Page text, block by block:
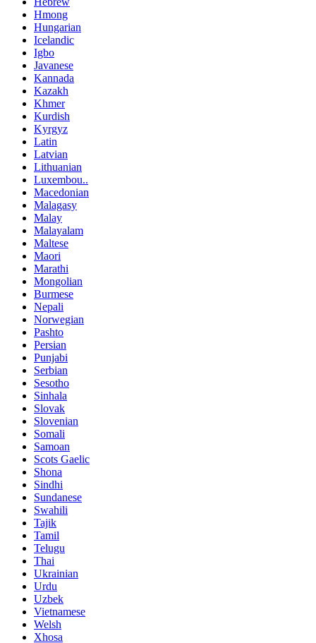
Hmong
Hungarian
Icelandic
Igbo
Javanese
Kannada
Kazakh
Khmer
Kurdish
Kyrgyz
Latin
Latvian
Lithuanian
Luxembou..
Macedonian
Malagasy
Malay
Malayalam
Maltese
Maori
Marathi
Mongolian
Burmese
Nepali
Norwegian
Pashto
Persian
Punjabi
Serbian
Sesotho
Sinhala
Slovak
Slovenian
Somali
Samoan
Scots Gaelic
Shona
Sindhi
Sundanese
Swahili
Tajik
Tamil
Telugu
Thai
Ukrainian
Urdu
Uzbek
Vietnamese
Welsh
Xhosa